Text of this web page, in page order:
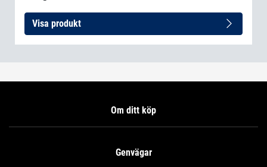
Visa produkt
Om ditt köp
Genvägar